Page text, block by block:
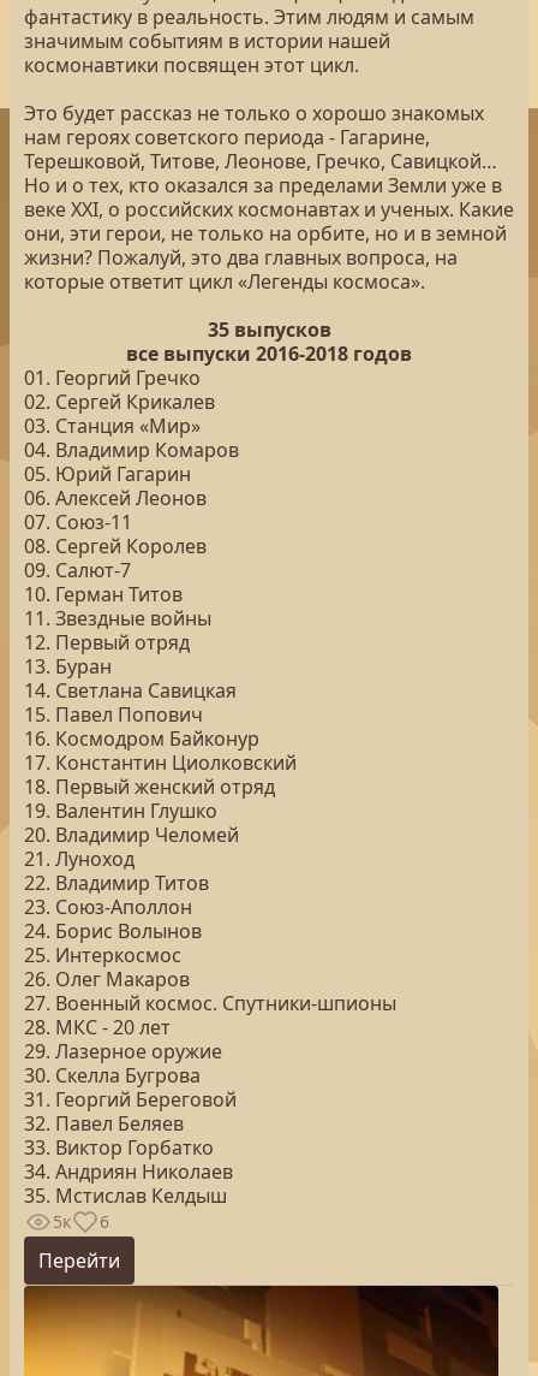
фантастику в реальность. Этим людям и самым
значимым событиям в истории нашей
космонавтики посвящен этот цикл.
Это будет рассказ не только о хорошо знакомых
нам героях советского периода - Гагарине,
Терешковой, Титове, Леонове, Гречко, Савицкой…
Но и о тех, кто оказался за пределами Земли уже в
веке XXI, о российских космонавтах и ученых. Какие
они, эти герои, не только на орбите, но и в земной
жизни? Пожалуй, это два главных вопроса, на
которые ответит цикл «Легенды космоса».
35 выпусков
все выпуски 2016-2018 годов
01. Георгий Гречко
02. Сергей Крикалев
03. Станция «Мир»
04. Владимир Комаров
05. Юрий Гагарин
06. Алексей Леонов
07. Союз-11
08. Сергей Королев
09. Салют-7
10. Герман Титов
11. Звездные войны
12. Первый отряд
13. Буран
14. Светлана Савицкая
15. Павел Попович
16. Космодром Байконур
17. Константин Циолковский
18. Первый женский отряд
19. Валентин Глушко
20. Владимир Челомей
21. Луноход
22. Владимир Титов
23. Союз-Аполлон
24. Борис Волынов
25. Интеркосмос
26. Олег Макаров
27. Военный космос. Спутники-шпионы
28. МКС - 20 лет
29. Лазерное оружие
30. Скелла Бугрова
31. Георгий Береговой
32. Павел Беляев
33. Виктор Горбатко
34. Андриян Николаев
35. Мстислав Келдыш
5к 6
Перейти